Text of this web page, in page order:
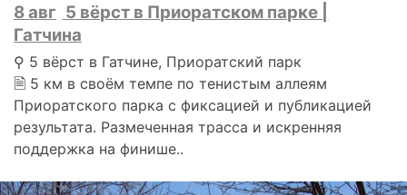
8 авг 5 вёрст в Приоратском парке |
Гатчина
⚲ 5 вёрст в Гатчине, Приоратский парк
🗎 5 км в своём темпе по тенистым аллеям
Приоратского парка с фиксацией и публикацией
результата. Размеченная трасса и искренняя
поддержка на финише..